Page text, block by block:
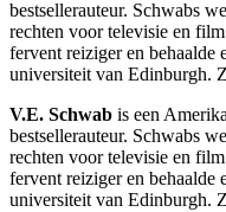
bestsellerauteur. Schwabs
rechten voor televisie en
fervent reiziger en behaalde
universiteit van Edinburgh.
V.E. Schwab is een
bestsellerauteur. Schwabs
rechten voor televisie en
fervent reiziger en behaalde
universiteit van Edinburgh.